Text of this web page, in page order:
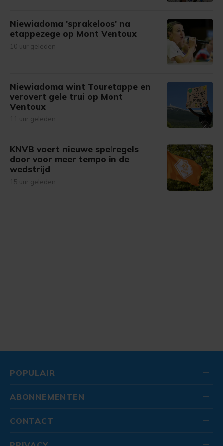
Niewiadoma 'sprakeloos' na
etappezege op Mont Ventoux
10 uur geleden
Niewiadoma wint Touretappe en
verovert gele trui op Mont
Ventoux
11 uur geleden
KNVB voert nieuwe spelregels
door voor meer tempo in de
wedstrijd
15 uur geleden
POPULAIR
ABONNEMENTEN
CONTACT